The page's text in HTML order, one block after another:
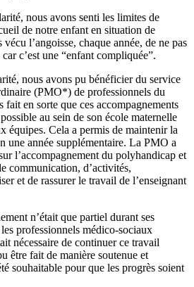
nous avons senti les limites de
de notre enfant en situation de
l’angoisse, chaque année, de ne pas
c’est une “enfant compliquée”.
nous avons pu bénéficier du service
(PMO*) de professionnels du
en sorte que ces accompagnements
au sein de son école maternelle
équipes. Cela a permis de maintenir la
une année supplémentaire. La PMO a
l’accompagnement du polyhandicap et
communication, d’activités,
et de rassurer le travail de l’enseignant
n’était que partiel durant ses
professionnels médico-sociaux
nécessaire de continuer ce travail
être fait de manière soutenue et
souhaitable pour que les progrès soient